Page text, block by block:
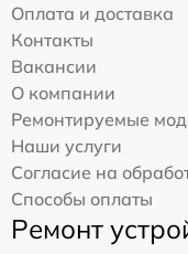
Оплата и доставка
Контакты
Вакансии
О компании
Ремонтируемые
Наши услуги
Согласие на
Способы оплаты
Ремонт